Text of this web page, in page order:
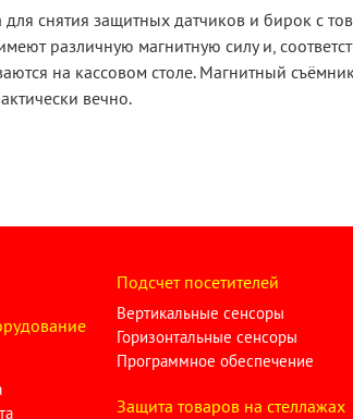
для снятия защитных датчиков и бирок с
различную магнитную силу и,
на кассовом столе. Магнитный
вечно.
Подсчет посетителей
Вертикальные сенсоры
Горизонтальные сенсоры
Программное обеспечение
Защита товаров на стеллажах